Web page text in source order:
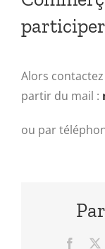
Alors contactez
partir du mail :
ou par